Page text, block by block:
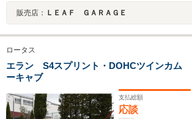
販売店： ＬＥＡＦ ＧＡＲＡＧＥ
ロータス
エラン S4スプリント・DOHCツインカム
ーキャブ
支払総額
応談